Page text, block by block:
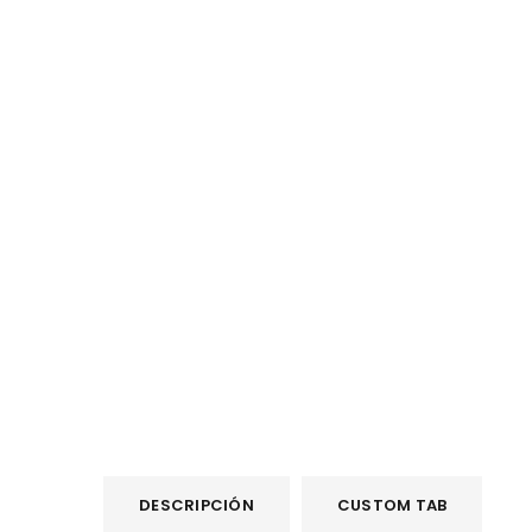
DESCRIPCIÓN CUSTOM TAB